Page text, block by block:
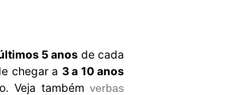
5 anosde cada
chegar a 3 a 10 anos
Veja tambémverbas